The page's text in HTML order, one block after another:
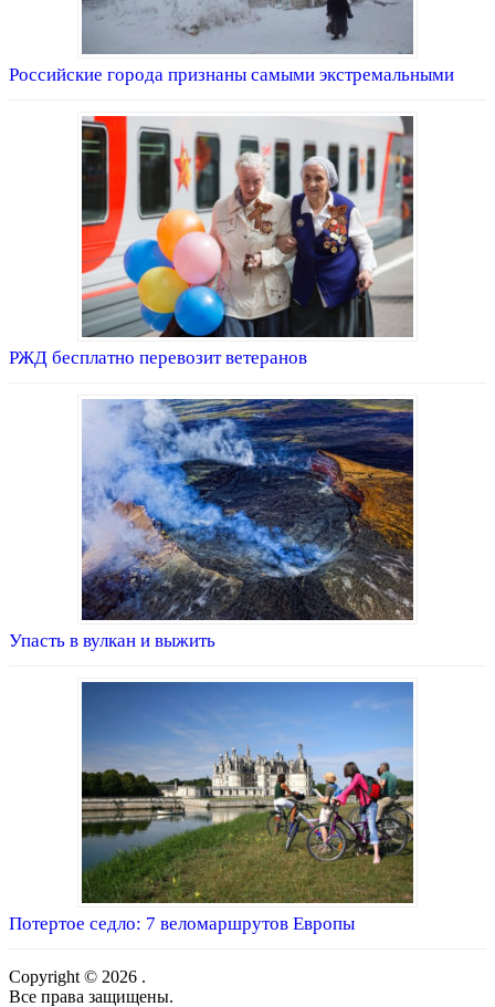
Российские города признаны самыми экстремальными
РЖД бесплатно перевозит ветеранов
Упасть в вулкан и выжить
Потертое седло: 7 веломаршрутов Европы
Copyright © 2026 .
Все права защищены.